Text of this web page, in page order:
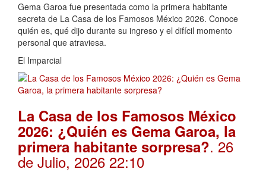
Gema Garoa fue presentada como la primera habitante
secreta de La Casa de los Famosos México 2026. Conoce
quién es, qué dijo durante su ingreso y el difícil momento
personal que atraviesa.
El Imparcial
La Casa de los Famosos México
2026: ¿Quién es Gema Garoa, la
primera habitante sorpresa?. 26
de Julio, 2026 22:10